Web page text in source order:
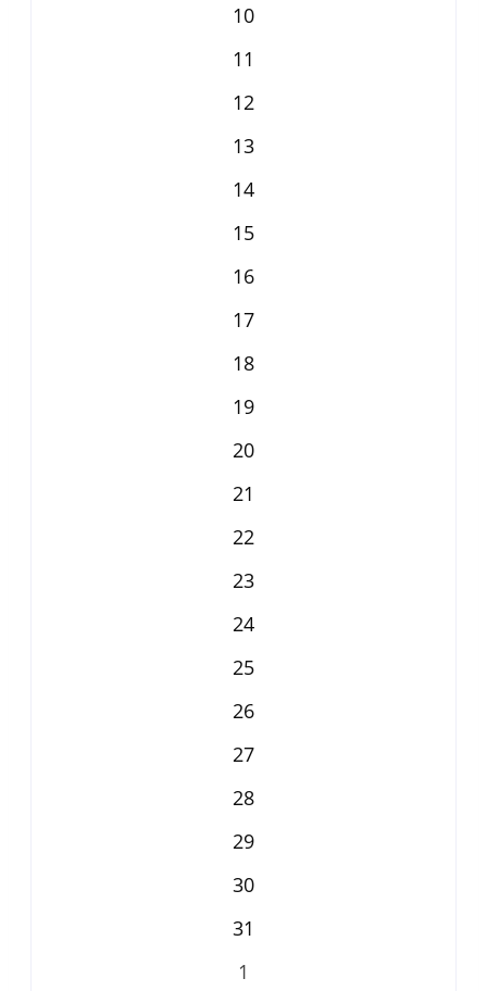
10
11
12
13
14
15
16
17
18
19
20
21
22
23
24
25
26
27
28
29
30
31
1